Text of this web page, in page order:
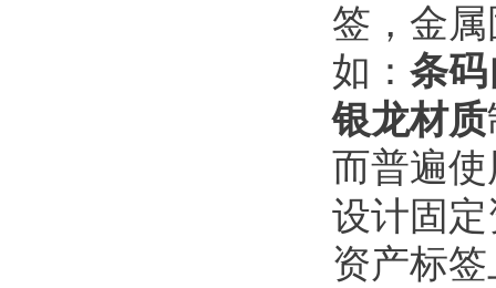
签，金
如： 条
银龙材质
而普遍
设计固
资产标